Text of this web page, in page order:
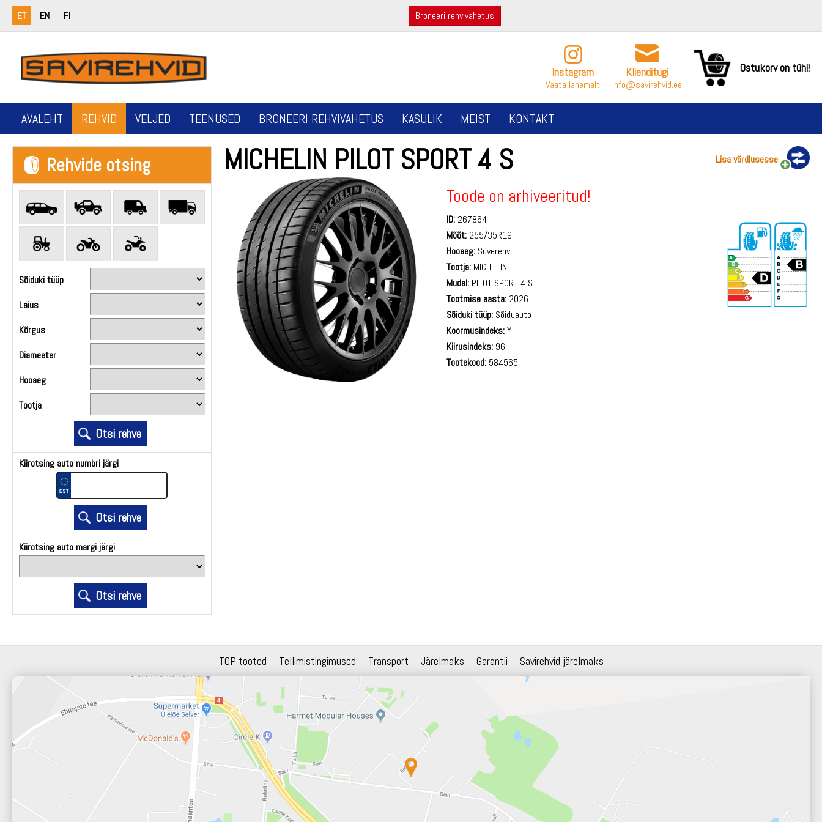
ET EN FI Broneeri rehvivahetus
Instagram
Vaata lähemalt
Klienditugi
info@savirehvid.ee
Ostukorv on tühi!
AVALEHT REHVID VELJED TEENUSED BRONEERI REHVIVAHETUS KASULIK MEIST KONTAKT
Rehvide otsing
Sõiduki tüüp
Laius
Kõrgus
Diameeter
Hooaeg
Tootja
Kiirotsing auto numbri järgi
Kiirotsing auto margi järgi
MICHELIN PILOT SPORT 4 S Lisa võrdlusesse
Toode on arhiveeritud!
ID: 267864
Mõõt: 255/35R19
Hooaeg: Suverehv
Tootja: MICHELIN
Mudel: PILOT SPORT 4 S
Tootmise aasta: 2026
Sõiduki tüüp: Sõiduauto
Koormusindeks:Y
Kiirusindeks: 96
Tootekood: 584565
TOP tooted Tellimistingimused Transport Järelmaks Garantii Savirehvid järelmaks